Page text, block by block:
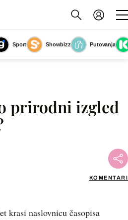
Sport Showbizz
Putovanja
Slika nije dostupna
prirodni izgled
KOMENTARI
krasi naslovnicu časopisa